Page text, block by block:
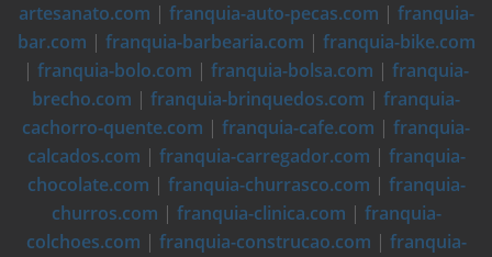
artesanato.com | franquia-auto-pecas.com | franquia-
bar.com | franquia-barbearia.com | franquia-bike.com
| franquia-bolo.com | franquia-bolsa.com | franquia-
brecho.com | franquia-brinquedos.com | franquia-
cachorro-quente.com | franquia-cafe.com | franquia-
calcados.com | franquia-carregador.com | franquia-
chocolate.com | franquia-churrasco.com | franquia-
churros.com | franquia-clinica.com | franquia-
colchoes.com | franquia-construcao.com | franquia-